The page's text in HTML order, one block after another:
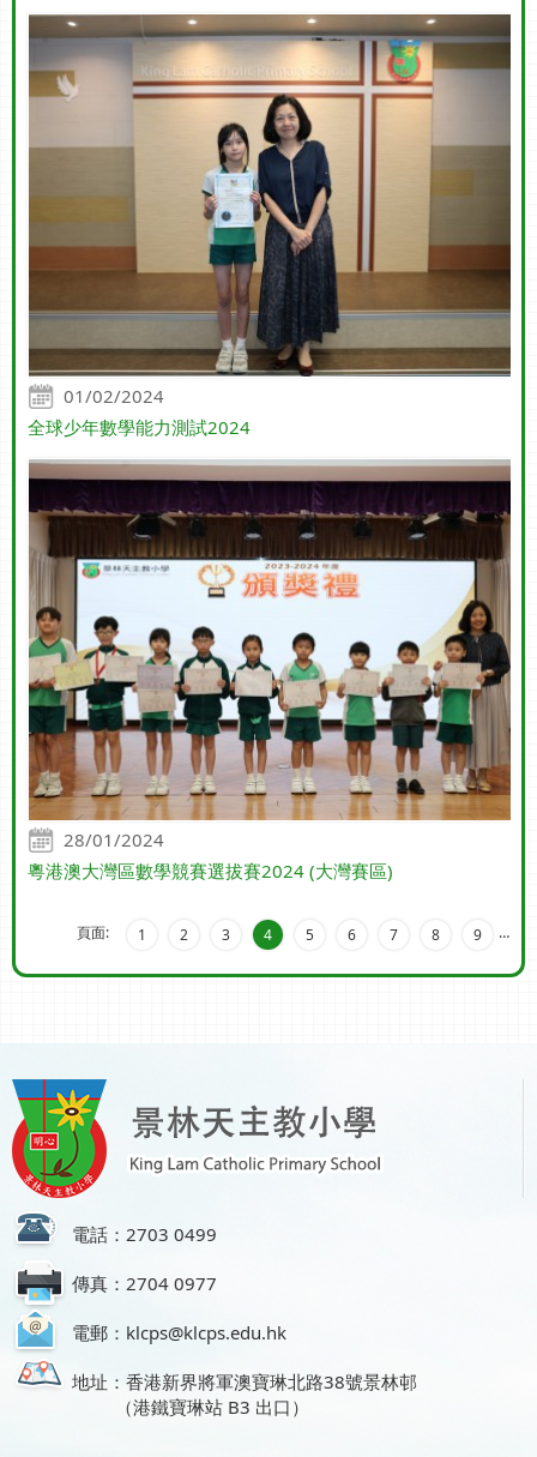
01/02/2024
全球少年數學能力測試2024
28/01/2024
粵港澳大灣區數學競賽選拔賽2024 (大灣賽區)
頁面: 1 2 3 4 5 6 7 8 9 …
電話：2703 0499
傳真：2704 0977
電郵：klcps@klcps.edu.hk
地址：香港新界將軍澳寶琳北路38號景林邨
（港鐵寶琳站 B3 出口）